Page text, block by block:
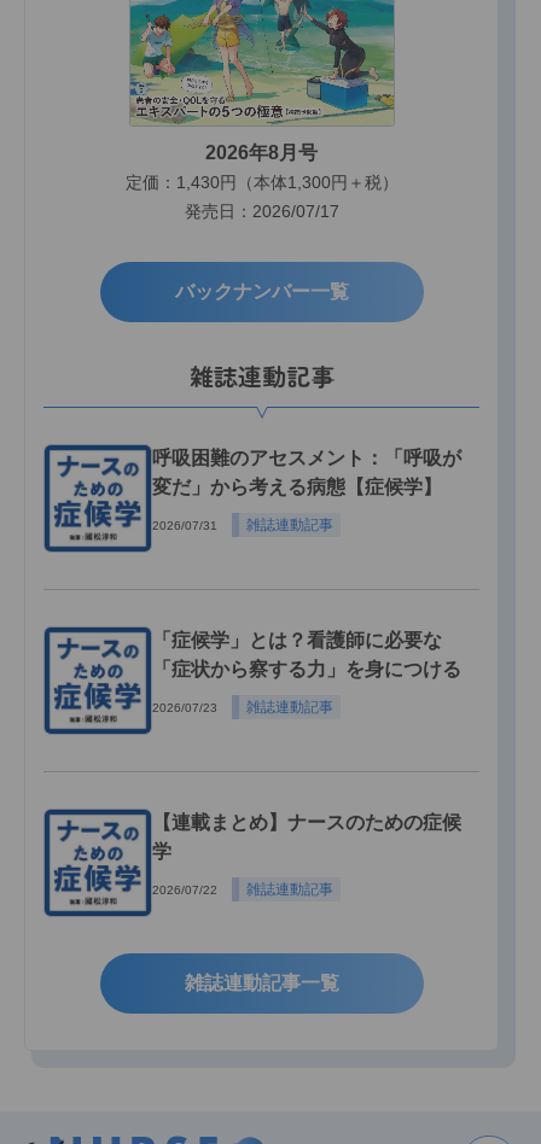
2026年8月号
定価：1,430円（本体1,300円＋税）
発売日：2026/07/17
バックナンバー一覧
雑誌連動記事
呼吸困難のアセスメント：「呼吸が
変だ」から考える病態【症候学】
2026/07/31 雑誌連動記事
「症候学」とは？看護師に必要な
「症状から察する力」を身につける
2026/07/23 雑誌連動記事
【連載まとめ】ナースのための症候
学
2026/07/22 雑誌連動記事
雑誌連動記事一覧